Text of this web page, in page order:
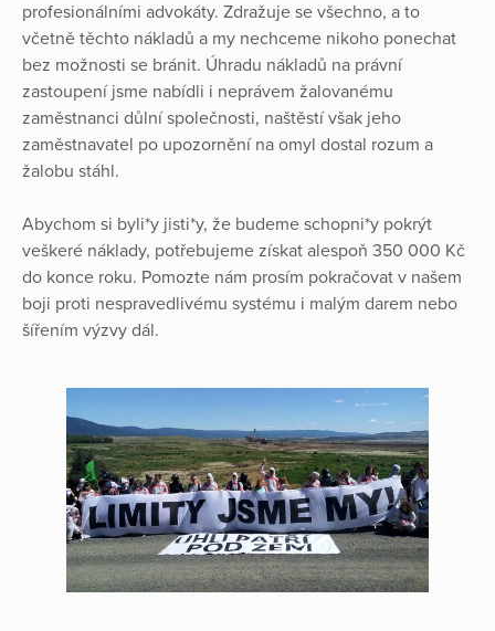
profesionálními advokáty. Zdražuje se všechno, a to
včetně těchto nákladů a my nechceme nikoho ponechat
bez možnosti se bránit. Úhradu nákladů na právní
zastoupení jsme nabídli i neprávem žalovanému
zaměstnanci důlní společnosti, naštěstí však jeho
zaměstnavatel po upozornění na omyl dostal rozum a
žalobu stáhl.
Abychom si byli*y jisti*y, že budeme schopni*y pokrýt
veškeré náklady, potřebujeme získat alespoň 350 000 Kč
do konce roku. Pomozte nám prosím pokračovat v našem
boji proti nespravedlivému systému i malým darem nebo
šířením výzvy dál.